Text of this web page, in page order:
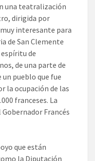
una teatralización
dirigida por
interesante para
de San Clemente
de
de una parte de
un pueblo que fue
la ocupación de las
franceses. La
Francés
que están
la Diputación